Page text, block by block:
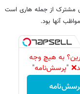
مشترک از جمله هاری است
آنها بود.
به هیچ وجه
"پرسش‌نامه"